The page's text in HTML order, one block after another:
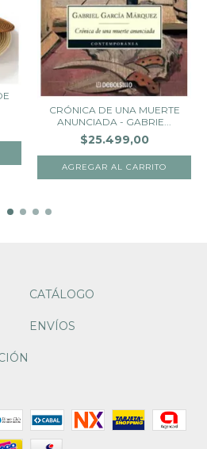
CRÓNICA DE UNA MUERTE
ANUNCIADA - GABRIE...
$25.499,00
CATÁLOGO
ENVÍOS